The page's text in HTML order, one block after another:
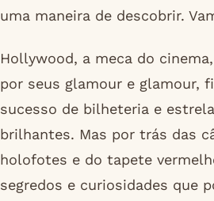
uma maneira de descobrir.
Hollywood, a meca do
por seus glamour e glamour,
sucesso de bilheteria e
brilhantes. Mas por trás das
holofotes e do tapete
segredos e curiosidades que